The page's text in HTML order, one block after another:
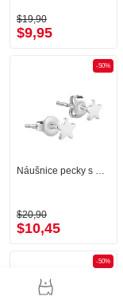
$19,90
$9,95
-50%
Náušnice pecky s designem hvězda
$20,90
$10,45
-50%